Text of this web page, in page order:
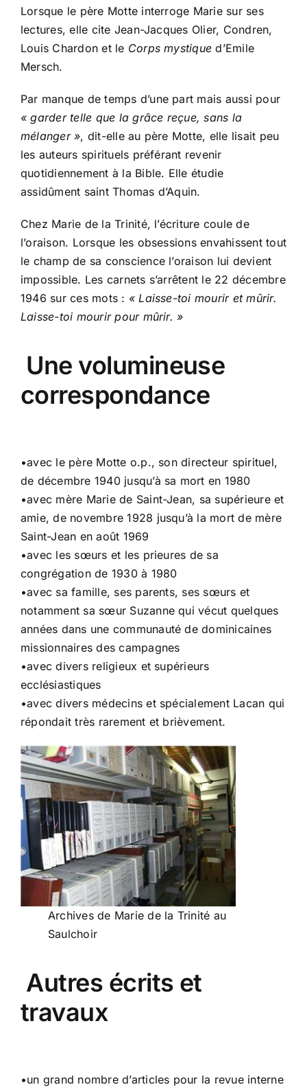
Lorsque le père Motte interroge Marie sur ses
lectures, elle cite Jean-Jacques Olier, Condren,
Louis Chardon et le Corps mystique d’Emile
Mersch.
Par manque de temps d’une part mais aussi pour
« garder telle que la grâce reçue, sans la
mélanger », dit-elle au père Motte, elle lisait peu
les auteurs spirituels préférant revenir
quotidiennement à la Bible. Elle étudie
assidûment saint Thomas d’Aquin.
Chez Marie de la Trinité, l’écriture coule de
l’oraison. Lorsque les obsessions envahissent tout
le champ de sa conscience l’oraison lui devient
impossible. Les carnets s’arrêtent le 22 décembre
1946 sur ces mots : « Laisse-toi mourir et mûrir.
Laisse-toi mourir pour mûrir. »
Une volumineuse
correspondance
•avec le père Motte o.p., son directeur spirituel,
de décembre 1940 jusqu’à sa mort en 1980
•avec mère Marie de Saint-Jean, sa supérieure et
amie, de novembre 1928 jusqu’à la mort de mère
Saint-Jean en août 1969
•avec les sœurs et les prieures de sa
congrégation de 1930 à 1980
•avec sa famille, ses parents, ses sœurs et
notamment sa sœur Suzanne qui vécut quelques
années dans une communauté de dominicaines
missionnaires des campagnes
•avec divers religieux et supérieurs
ecclésiastiques
•avec divers médecins et spécialement Lacan qui
répondait très rarement et brièvement.
Archives de Marie de la Trinité au
Saulchoir
Autres écrits et
travaux
•un grand nombre d’articles pour la revue interne